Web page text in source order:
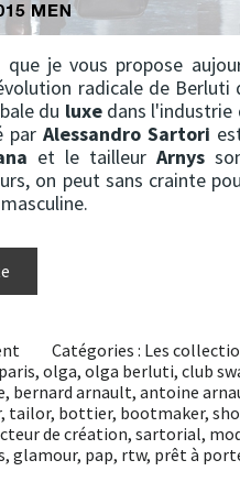
que je vous propose
radicale de
du luxedans l'industrie
parAlessandro Sartori
et le tailleur Arnys
on peut sans crainte
Catégories : Les
paris, olga, olga berluti, club
, bernard arnault, antoine
, tailor, bottier, bootmaker,
de création, sartorial,
, glamour, pap, rtw, prêt à